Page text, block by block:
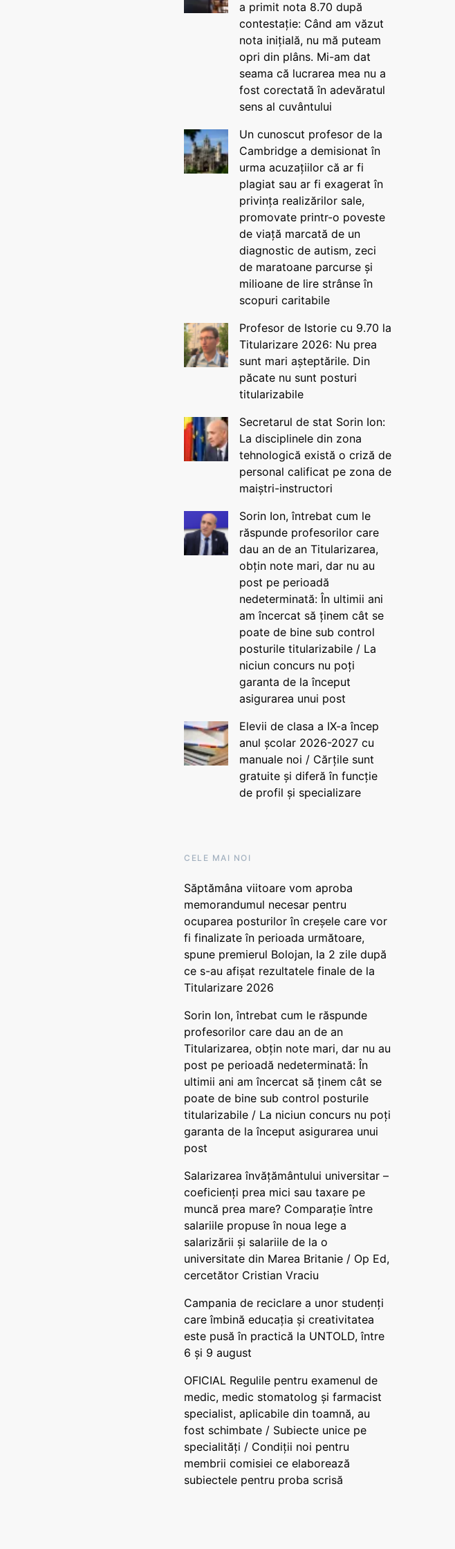
a primit nota 8.70 după
contestație: Când am văzut
nota inițială, nu mă puteam
opri din plâns. Mi-am dat
seama că lucrarea mea nu a
fost corectată în adevăratul
sens al cuvântului
Un cunoscut profesor de la
Cambridge a demisionat în
urma acuzațiilor că ar fi
plagiat sau ar fi exagerat în
privința realizărilor sale,
promovate printr-o poveste
de viață marcată de un
diagnostic de autism, zeci
de maratoane parcurse și
milioane de lire strânse în
scopuri caritabile
Profesor de Istorie cu 9.70 la
Titularizare 2026: Nu prea
sunt mari așteptările. Din
păcate nu sunt posturi
titularizabile
Secretarul de stat Sorin Ion:
La disciplinele din zona
tehnologică există o criză de
personal calificat pe zona de
maiștri-instructori
Sorin Ion, întrebat cum le
răspunde profesorilor care
dau an de an Titularizarea,
obțin note mari, dar nu au
post pe perioadă
nedeterminată: În ultimii ani
am încercat să ținem cât se
poate de bine sub control
posturile titularizabile / La
niciun concurs nu poți
garanta de la început
asigurarea unui post
Elevii de clasa a IX-a încep
anul școlar 2026-2027 cu
manuale noi / Cărțile sunt
gratuite și diferă în funcție
de profil și specializare
CELE MAI NOI
Săptămâna viitoare vom aproba
memorandumul necesar pentru
ocuparea posturilor în creșele care vor
fi finalizate în perioada următoare,
spune premierul Bolojan, la 2 zile după
ce s-au afișat rezultatele finale de la
Titularizare 2026
Sorin Ion, întrebat cum le răspunde
profesorilor care dau an de an
Titularizarea, obțin note mari, dar nu au
post pe perioadă nedeterminată: În
ultimii ani am încercat să ținem cât se
poate de bine sub control posturile
titularizabile / La niciun concurs nu poți
garanta de la început asigurarea unui
post
Salarizarea învățământului universitar –
coeficienți prea mici sau taxare pe
muncă prea mare? Comparație între
salariile propuse în noua lege a
salarizării și salariile de la o
universitate din Marea Britanie / Op Ed,
cercetător Cristian Vraciu
Campania de reciclare a unor studenți
care îmbină educația și creativitatea
este pusă în practică la UNTOLD, între
6 și 9 august
OFICIAL Regulile pentru examenul de
medic, medic stomatolog și farmacist
specialist, aplicabile din toamnă, au
fost schimbate / Subiecte unice pe
specialități / Condiții noi pentru
membrii comisiei ce elaborează
subiectele pentru proba scrisă